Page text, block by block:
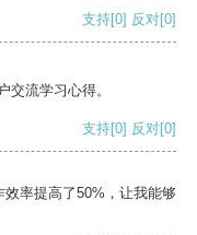
支持[0] 反对[0]
交流学习心得。
支持[0] 反对[0]
率提高了50%，让我能够